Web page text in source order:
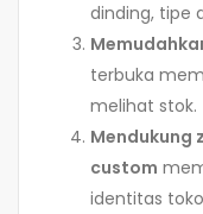
dinding, tipe
terbuka
melihat stok.
Mendukung
custom
identitas